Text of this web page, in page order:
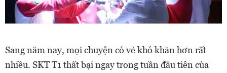
Sang năm nay, mọi chuyện có vẻ khó khăn hơn rất
nhiều. SKT T1 thất bại ngay trong tuần đầu tiên của